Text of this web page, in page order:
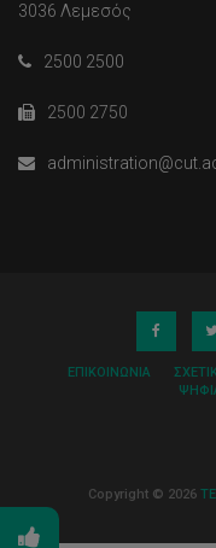
3036 Λεμεσός
2500 2500
2500 2750
ΕΠΙΚΟΙΝΩΝΊΑ
Copyright © 2026